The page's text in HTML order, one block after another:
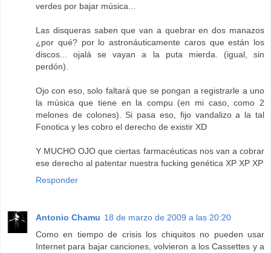
verdes por bajar música...
Las disqueras saben que van a quebrar en dos manazos
¿por qué? por lo astronáuticamente caros que están los
discos... ojalá se vayan a la puta mierda. (igual, sin
perdón).
Ojo con eso, solo faltará que se pongan a registrarle a uno
la música que tiene en la compu (en mi caso, como 2
melones de colones). Si pasa eso, fijo vandalizo a la tal
Fonotica y les cobro el derecho de existir XD
Y MUCHO OJO que ciertas farmacéuticas nos van a cobrar
ese derecho al patentar nuestra fucking genética XP XP XP
Responder
Antonio Chamu 18 de marzo de 2009 a las 20:20
Como en tiempo de crisis los chiquitos no pueden usar
Internet para bajar canciones, volvieron a los Cassettes y a